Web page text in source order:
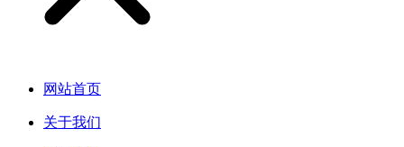
网站首页
关于我们